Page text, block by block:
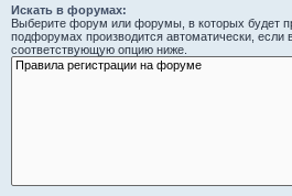
Искать в форумах:
Выберите форум или форумы, в которых будет
подфорумах производится автоматически, если
соответствующую опцию ниже.